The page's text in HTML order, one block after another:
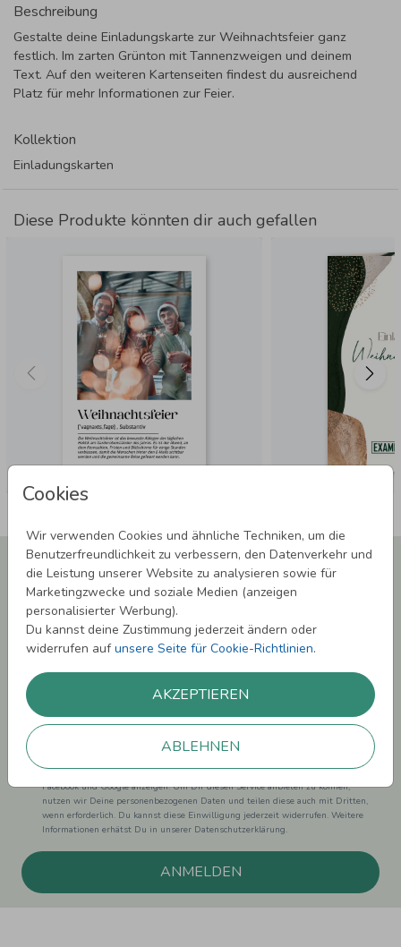
Cookies
Wir verwenden Cookies und ähnliche Techniken, um die
Benutzerfreundlichkeit zu verbessern, den Datenverkehr und
die Leistung unserer Website zu analysieren sowie für
Marketingzwecke und soziale Medien (anzeigen
personalisierter Werbung).
Du kannst deine Zustimmung jederzeit ändern oder
widerrufen aufunsere Seite für Cookie-Richtlinien.
AKZEPTIEREN
ABLEHNEN
Beschreibung
Gestalte deine Einladungskarte zur Weihnachtsfeier ganz
festlich. Im zarten Grünton mit Tannenzweigen und deinem
Text. Auf den weiteren Kartenseiten findest du ausreichend
Platz für mehr Informationen zur Feier.
Kollektion
Einladungskarten
Diese Produkte könnten dir auch gefallen
Newsletter abonnieren und 5,00 € Rabatt**
sichern!
Melde Dich zu unserem Newsletter an und bleibe auf dem
Laufenden.
Einwilligung zur Datennutzung für Marketingzwecke: Hiermit willigst Du ein,
dass wir Dich mit neuesten Informationen aus unserem Angebot informieren
können. Dies umfasst den Versand unseres Newsletters. Zudem können wir Dir
Produktinformationen zu Deinen Interessen auf anderen Plattformen wie
Facebook und Google anzeigen. Um Dir diesen Service anbieten zu können,
nutzen wir Deine personenbezogenen Daten und teilen diese auch mit Dritten,
wenn erforderlich. Du kannst diese Einwilligung jederzeit widerrufen. Weitere
Informationen erhätst Du in unserer Datenschutzerklärung.
ANMELDEN